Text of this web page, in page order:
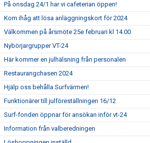
På onsdag 24/1 har vi cafeterian öppen!
Kom ihåg att lösa anläggningskort för 2024
Välkommen på årsmöte 25e februari kl 14.00
Nybörjargrupper VT-24
Här kommer en julhälsning från personalen
Restaurangchasen 2024
Hjälp oss behålla Surfvärmen!
Funktionärer till julföreställningen 16/12
Surf-fonden öppnar för ansökan inför vt-24
Information från valberedningen